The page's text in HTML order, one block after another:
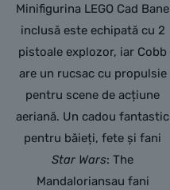
Minifigurina LEGO Cad Bane
inclusă este echipată cu 2
pistoale explozor, iar Cobb
are un rucsac cu propulsie
pentru scene de acțiune
aeriană. Un cadou fantastic
pentru băieți, fete și fani
Star Wars: The
Mandaloriansau fani